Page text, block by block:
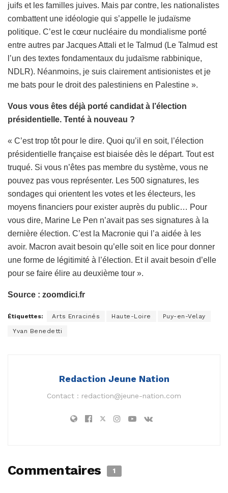
juifs et les familles juives. Mais par contre, les nationalistes
combattent une idéologie qui s’appelle le judaïsme
politique. C’est le cœur nucléaire du mondialisme porté
entre autres par Jacques Attali et le Talmud (Le Talmud est
l’un des textes fondamentaux du judaïsme rabbinique,
NDLR). Néanmoins, je suis clairement antisionistes et je
me bats pour le droit des palestiniens en Palestine ».
Vous vous êtes déjà porté candidat à l’élection
présidentielle. Tenté à nouveau ?
« C’est trop tôt pour le dire. Quoi qu’il en soit, l’élection
présidentielle française est biaisée dès le départ. Tout est
truqué. Si vous n’êtes pas membre du système, vous ne
pouvez pas vous représenter. Les 500 signatures, les
sondages qui orientent les votes et les électeurs, les
moyens financiers pour exister auprès du public… Pour
vous dire, Marine Le Pen n’avait pas ses signatures à la
dernière élection. C’est la Macronie qui l’a aidée à les
avoir. Macron avait besoin qu’elle soit en lice pour donner
une forme de légitimité à l’élection. Et il avait besoin d’elle
pour se faire élire au deuxième tour ».
Source : zoomdici.fr
Étiquettes: Arts Enracinés Haute-Loire Puy-en-Velay
Yvan Benedetti
Redaction Jeune Nation
Contact : redaction@jeune-nation.com
Commentaires 1